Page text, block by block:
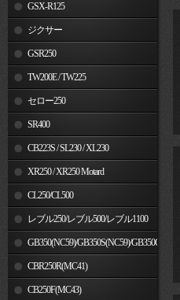
GSX-R125
ジクサー
GSR250
TW200E / TW225
セロー250
SR400
CB223S / SL230 / XL230
XR250 / XR250 Motard
CL250/CL500
レブル250/レブル500/レブル1100
GB350(NC59)/GB350S(NC59)/GB350C(NC64)
CBR250R(MC41)
CB250F(MC43)